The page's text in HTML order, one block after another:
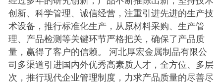
创新、科学管理、诚信经营，注重引进先进的生产技
术设备，推行标准化生产，从原材料采购、生产管
理、产品检测等关键环节严格把关，确保了产品质
量，赢得了客户的信赖。 河北厚宏金属制品有限公
司多渠道引进国内外优秀高素质人才，全方位、多层
次，推行现代企业管理制度，力求产品质量的尽善尽